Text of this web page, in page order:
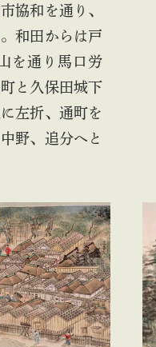
協和を通り、
和田からは戸
を通り馬口労
と久保田城下
左折、通町を
野、追分へと